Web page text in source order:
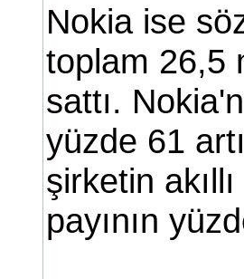
Nokia ise
toplam 26,5
sattı.
yüzde 61
şirketin
payının